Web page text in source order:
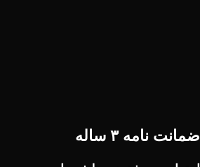
ضمانت نامه ۳ ساله